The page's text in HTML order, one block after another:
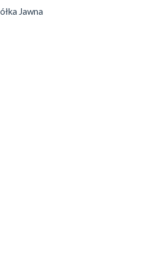
Jawna